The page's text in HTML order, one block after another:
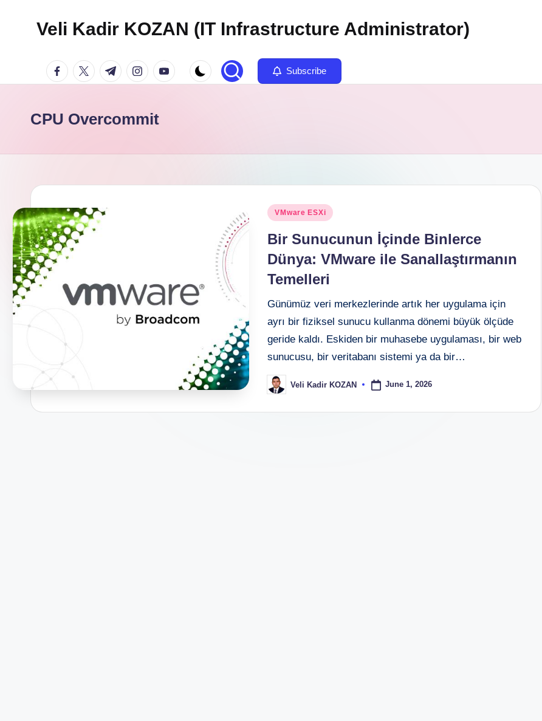
Veli Kadir KOZAN (IT Infrastructure Administrator)
facebook.com
twitter.com
t.me instagram.com
youtube.com Subscribe
CPU Overcommit
Posted
VMware ESXi
Bir Sunucunun İçinde Binlerce
Dünya: VMware ile Sanallaştırmanın
Temelleri
Günümüz veri merkezlerinde artık her uygulama için
ayrı bir fiziksel sunucu kullanma dönemi büyük ölçüde
geride kaldı. Eskiden bir muhasebe uygulaması, bir web
sunucusu, bir veritabanı sistemi ya da bir…
Posted
by
Veli Kadir KOZAN June 1, 2026